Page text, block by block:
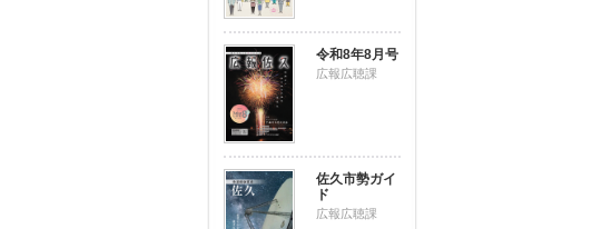
令和8年8月号
広報広聴課
佐久市勢ガイ
ド
広報広聴課